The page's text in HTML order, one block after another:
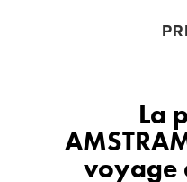
La
voyage